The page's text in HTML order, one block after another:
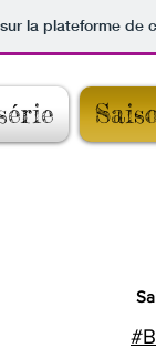
la plateforme de